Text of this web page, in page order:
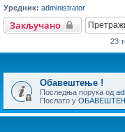
Уредник: administrator
Закључано
23
Обавештење !
Последња порука од
Послато у